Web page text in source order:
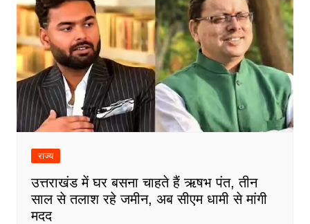
राज्य
उत्तराखंड में घर बसना चाहते हैं ऋषभ पंत, तीन
साल से तलाश रहे जमीन, अब सीएम धामी से मांगी
मदद